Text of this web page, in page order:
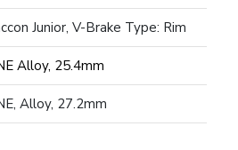
Junior, V-Brake Type: Rim
Alloy, 25.4mm
Alloy, 27.2mm